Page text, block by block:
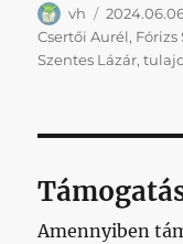
Szerző
vh Közzétéve
Csertői Aurél, Fórizs
Szentes Lázár,
Amennyiben